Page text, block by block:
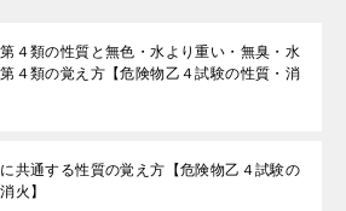
４類の性質と無色・水より重い・無臭・水
４類の覚え方【危険物乙４試験の性質・消
共通する性質の覚え方【危険物乙４試験の
火】